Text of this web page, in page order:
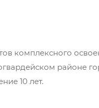
районе
10 лет.